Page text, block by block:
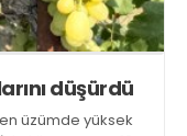
düşürdü
üzümde yüksek